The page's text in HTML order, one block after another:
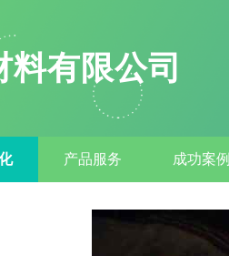
有限公司
产品服务 成功案例